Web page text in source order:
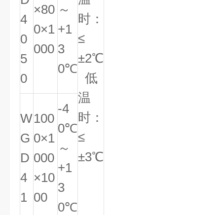
时：
≤
±2℃
低
温
时：
≤
±3℃
4
0
5
0
×80
0×1
000
～
+1
3
0℃
W
G
D
4
1
100
0×1
000
×10
00
-4
0℃
～
+1
3
0℃